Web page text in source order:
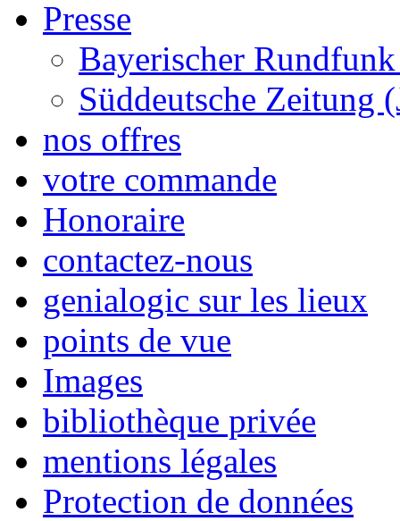
Presse
Bayerischer
Süddeutsche Zeitung
nos offres
votre commande
Honoraire
contactez-nous
genialogic sur les lieux
points de vue
Images
bibliothèque privée
mentions légales
Protection de données